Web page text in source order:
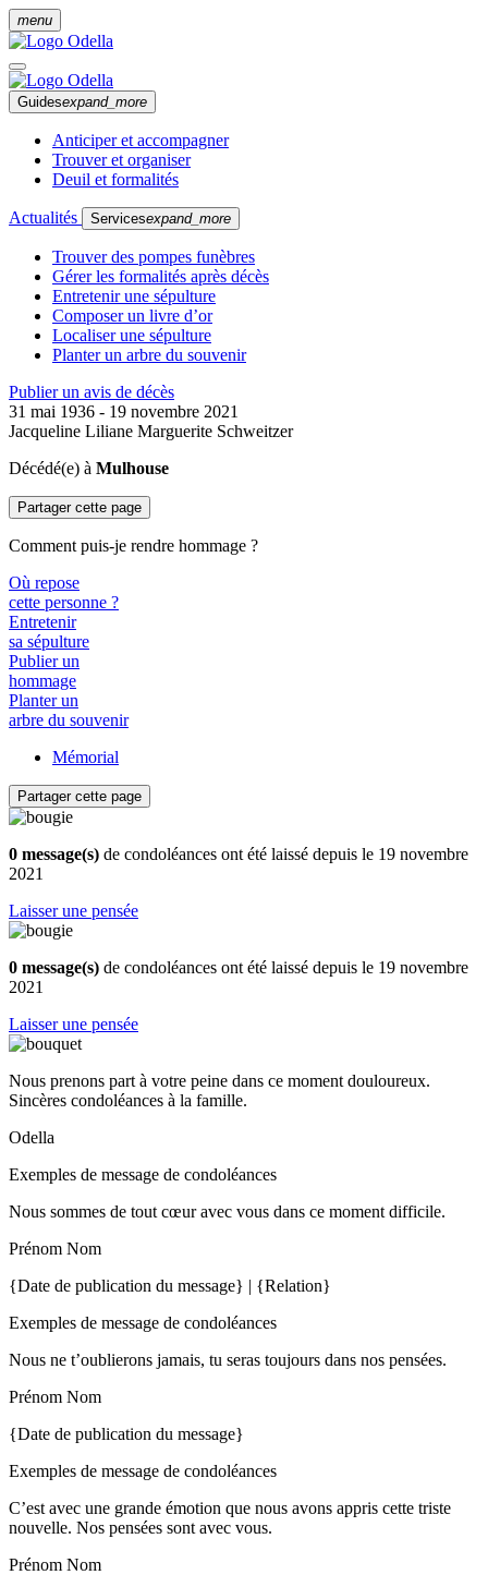
menu
Guidesexpand_more
Anticiper et accompagner
Trouver et organiser
Deuil et formalités
Actualités Servicesexpand_more
Trouver des pompes funèbres
Gérer les formalités après décès
Entretenir une sépulture
Composer un livre d’or
Localiser une sépulture
Planter un arbre du souvenir
Publier un avis de décès
31 mai 1936 - 19 novembre 2021
Jacqueline Liliane Marguerite Schweitzer
Décédé(e) à Mulhouse
Partager cette page
Comment puis-je rendre hommage ?
Où repose
cette personne ?
Entretenir
sa sépulture
Publier un
hommage
Planter un
arbre du souvenir
Mémorial
Partager cette page
0 message(s) de condoléances ont été laissé depuis le 19 novembre
2021
Laisser une pensée
0 message(s) de condoléances ont été laissé depuis le 19 novembre
2021
Laisser une pensée
Nous prenons part à votre peine dans ce moment douloureux.
Sincères condoléances à la famille.
Odella
Exemples de message de condoléances
Nous sommes de tout cœur avec vous dans ce moment difficile.
Prénom Nom
{Date de publication du message} | {Relation}
Exemples de message de condoléances
Nous ne t’oublierons jamais, tu seras toujours dans nos pensées.
Prénom Nom
{Date de publication du message}
Exemples de message de condoléances
C’est avec une grande émotion que nous avons appris cette triste
nouvelle. Nos pensées sont avec vous.
Prénom Nom